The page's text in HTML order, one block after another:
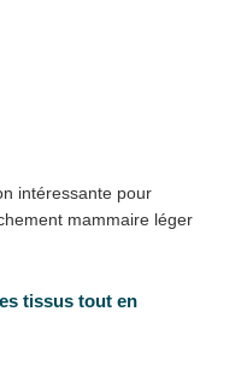
intéressante pour
mammaire léger
tissus tout en